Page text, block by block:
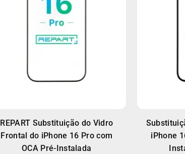
REPART Substituição do Vidro
Frontal do iPhone 16 Pro com
OCA Pré-Instalada
iPhone